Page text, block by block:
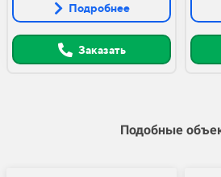
Подробнее
Заказать
Подобные